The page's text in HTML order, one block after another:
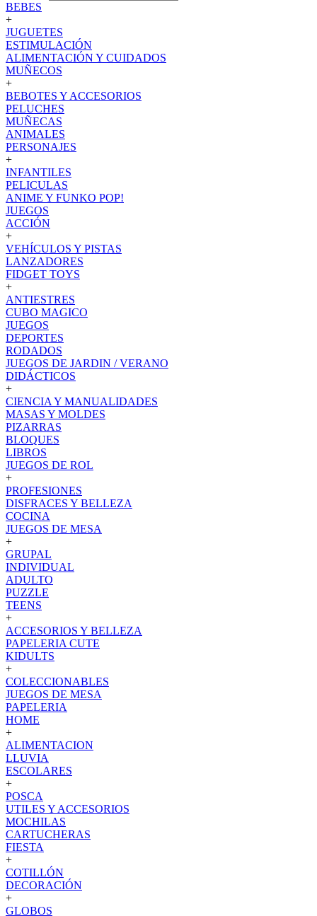
BEBES
+
JUGUETES
ESTIMULACIÓN
ALIMENTACIÓN Y CUIDADOS
MUÑECOS
+
BEBOTES Y ACCESORIOS
PELUCHES
MUÑECAS
ANIMALES
PERSONAJES
+
INFANTILES
PELICULAS
ANIME Y FUNKO POP!
JUEGOS
ACCIÓN
+
VEHÍCULOS Y PISTAS
LANZADORES
FIDGET TOYS
+
ANTIESTRES
CUBO MAGICO
JUEGOS
DEPORTES
RODADOS
JUEGOS DE JARDIN / VERANO
DIDÁCTICOS
+
CIENCIA Y MANUALIDADES
MASAS Y MOLDES
PIZARRAS
BLOQUES
LIBROS
JUEGOS DE ROL
+
PROFESIONES
DISFRACES Y BELLEZA
COCINA
JUEGOS DE MESA
+
GRUPAL
INDIVIDUAL
ADULTO
PUZZLE
TEENS
+
ACCESORIOS Y BELLEZA
PAPELERIA CUTE
KIDULTS
+
COLECCIONABLES
JUEGOS DE MESA
PAPELERIA
HOME
+
ALIMENTACION
LLUVIA
ESCOLARES
+
POSCA
UTILES Y ACCESORIOS
MOCHILAS
CARTUCHERAS
FIESTA
+
COTILLÓN
DECORACIÓN
+
GLOBOS